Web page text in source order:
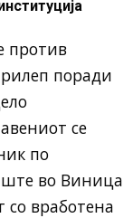
против
поради
се
по
во Виница
со вработена